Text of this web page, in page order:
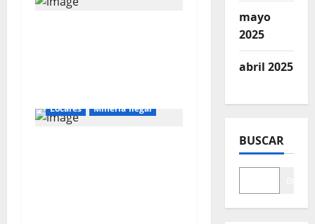
Locales Mineria Ilegal
mayo
2025
abril 2025
BUSCAR